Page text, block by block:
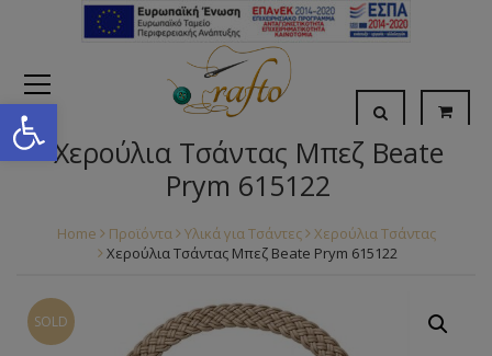
Open toolbar
Χερούλια Τσάντας Μπεζ Beate
Prym 615122
Home Προϊόντα Υλικά για Τσάντες
Χερούλια Τσάντας
Χερούλια Τσάντας Μπεζ Beate Prym 615122
SOLD